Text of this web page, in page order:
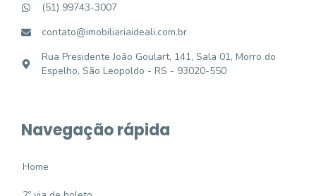
(51) 99743-3007
contato@imobiliariaideali.com.br
Rua Presidente João Goulart, 141, Sala 01, Morro do
Espelho, São Leopoldo - RS - 93020-550
Navegação rápida
Home